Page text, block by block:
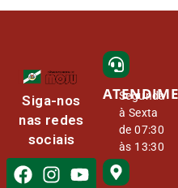
Siga-nos
nas redes
sociais
Segunda
à Sexta
de 07:30
às 13:30